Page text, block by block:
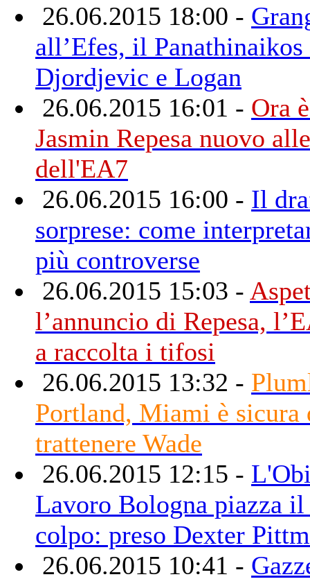
26.06.2015 18:00 -
all’Efes, il Panathinaikos
Djordjevic e Logan
26.06.2015 16:01 - Ora
Jasmin Repesa nuovo
dell'EA7
26.06.2015 16:00 - Il
sorprese: come
più controverse
26.06.2015 15:03 -
l’annuncio di Repesa,
a raccolta i tifosi
26.06.2015 13:32 -
Portland, Miami è sicura
trattenere Wade
26.06.2015 12:15 -
Lavoro Bologna piazza
colpo: preso Dexter
26.06.2015 10:41 -